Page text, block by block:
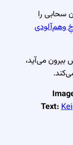
سحابی را
وهم‌آلودی
می‌آید،
Text: